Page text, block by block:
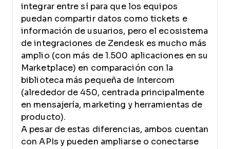
integrar entre sí para que los equipos
puedan compartir datos como tickets e
información de usuarios, pero el ecosistema
de integraciones de Zendesk es mucho más
amplio (con más de 1.500 aplicaciones en su
Marketplace) en comparación con la
biblioteca más pequeña de Intercom
(alrededor de 450, centrada principalmente
en mensajería, marketing y herramientas de
producto).
A pesar de estas diferencias, ambos cuentan
con APIs y pueden ampliarse o conectarse